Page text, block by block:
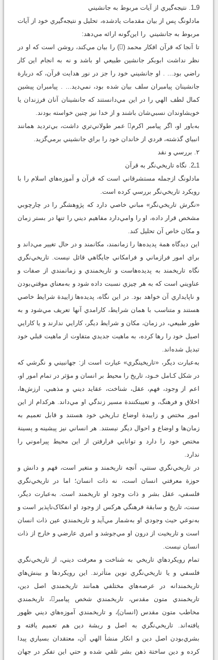
9ـ1. نتيجه‌گيري از آيات مربوط به جانشيني
مادلونگ پس از بيان مقدمات يادشده، تحليل و نتيجه‌گيري خود از آيات
مربوط به جانشيني را اين‌گونه ارائه مي‌دهد:
تا آنجا که قرآن افکار محمد () را بيان مي‌کند، روشن است که او در
نظر نداشت ابوبکر جانشين طبيعي او باشد و نه به انجام اين کار
راضي بود... . او جانشيني خود را جز در نور هدايت قرآن، که دربارة
جانشينان پيامبران سلف بيان شده بود، نمي‌ديد... . پيامبران پيشين
کمال لطف الهي را در اين مي‌دانستند که جانشينان آنان فرزندان يا
خويشاوندان نسبي‌شان باشند و از خدا نيز چنين خواسته بودند.
به‌باور او، اگر پيامبر اکرم عمر طولاني‌تري ‌داشت، بي‌ترديد همانند
انبياي گذشته، فردي از خاندان خود را براي جانشيني برمي‌گزيد.
۲. بررسي و نقد
1ـ2. نگاه تاريخي‌نگر به قرآن
مادلونگ ازجمله مستشرقاني است که قرآن و آموزه‌هاي اسلام را با
رويکرد تاريخي‌نگر بررسي کرده است.
«نگرش تاريخي‌نگر» مباني خاصي دارد که پژوهشگر را در چارچوبي
مشخص قرار داده، او را وامي‌دارد مفاهيم ديني را تنها در بستر زمان
و مکان خاص آن تحليل کند.
اين ديدگاه همة پديده‌ها را زمانمند، مکانمند و در حال تغيير مي‌داند و
براي امور فرازماني و فرامکاني جايگاهي قائل نيست. تاريخي‌نگري
نگاه تاريخمند به پديده‌هاست و تاريخمندي و زمانمندي از صفات و
عناويني است که به هر چيزي نسبت داده شود و به‌معناي موقتي‌بودن
و ناپايداري آن خواهد بود. در اين نگاه، پديده‌ها زاييدة شرايط خاصي
هستند و متناسب با همان شرايط، کارامدي آنها تعريف مي‌شود و به
طور طبيعي، در زمان، مکان و شرايط ديگر، کارايي ندارند و يا کارايي
اصيل خود را رها کرده، به ماهيت جديدي متفاوت از ماهيت قبلي خود
تبديل شده‌اند.
به‌عبارت ديگر، «تاريخي‏نگري»‌ عبارت‌ است از: جهان‏بيني و نگرشي که‌
در‌ شکل‌ کـامل خـود، تاريخ را محيط بر انسان و مؤثر در تمام امور او،
اعم از وجود، فهم، عقل، شناخت، عقايد ديني و مذهبي‌، ارزش‌ها‌،
اخلاق‌ و فرهنگ، و تعيين‏کنندة مسير زندگي او مي‌داند. هرکدام از اين
امور مختص و زاييدة اوضاع تـاريخي خود هستند و قابل تعميم به
زمان‌ها و اوضاع و احوال ديگر نيستند‌. هر‌ انساني‌ نيز پيشينه و پسينة
مختص خود را دارد و توانايي فرارفتن‌ از اين محيط پيراموني را
ندارد.
در تاريخي‌نگري سنتي، آنچه تاريخمند و متغير است، فهم و دانش و
حوزة معرفتي انسان است، نه ذات انسان؛ اما در تاريخي‌نگري
فلسفي، عقل بشر و ذات وجود او تاريخمند است. به‌عبارت ديگر،
سنت، تاريخ و سابقة فرهنگي هرکس از وجود او انفکاک‌ناپذير است و
به‌نوعي حيث وجودي او به‌شمار مي‌آيد و تاريخمندي عين ذات انسان
است و تاريخيت از درون او مي‌جوشد و امري عارضي و خارج از ذات
انسان نيست.
تمام رويکردهاي تاريخي به شناخت و معرفت ديني، از تاريخي‌نگري
فلسفي و يا تاريخي‌نگري نوين متأثرند. اين رويکردها و بينش‌هاي
تاريخمندانه در عرصه‌هاي مختلفي همانند تاريخمندي اصل دين،
تاريخمندي متون مقدس، تاريخمندي شخص پيامبر، تاريخمندي
مخاطب متون مقدس (انسان)، و تاريخمندي آموزه‌هاي ديني ظهور
يافته‌اند. تاريخي‌نگري به اصل و ريشة دين هم‌ تعميم يافته و
بشري‌بودن اصل دين و انکار منشأ الهي آن، معتقدان بسياري پيدا
کرده و دين ساختة ذهن بشر تلقي شده و حتي اين تفکر در جهان